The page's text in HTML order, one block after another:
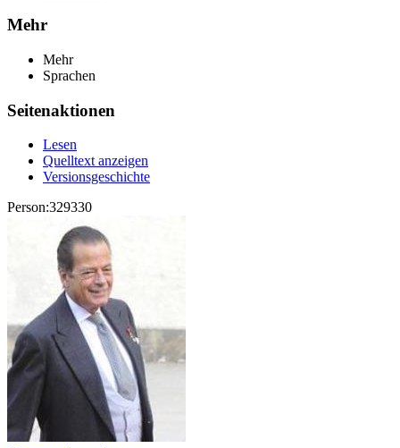
Mehr
Mehr
Sprachen
Seitenaktionen
Lesen
Quelltext anzeigen
Versionsgeschichte
Person:329330